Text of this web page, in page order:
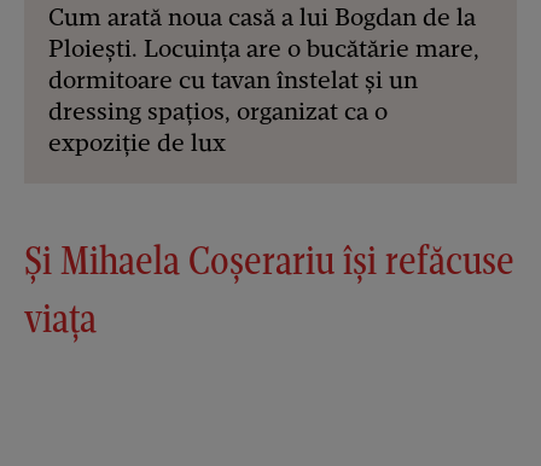
Cum arată noua casă a lui Bogdan de la
Ploiești. Locuința are o bucătărie mare,
dormitoare cu tavan înstelat și un
dressing spațios, organizat ca o
expoziție de lux
Și Mihaela Coșerariu își refăcuse
viața